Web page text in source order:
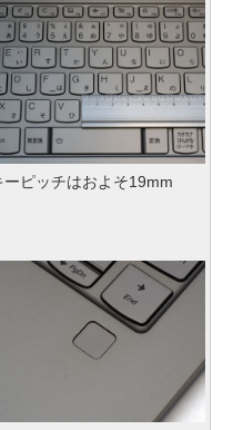
ーピッチはおよそ19mm